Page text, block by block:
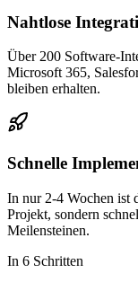
Nahtlose
Über 200 Software-
Microsoft 365,
bleiben erhalten.
Schnelle
In nur 2-4 Wochen ist
Projekt, sondern
Meilensteinen.
In 6 Schritten